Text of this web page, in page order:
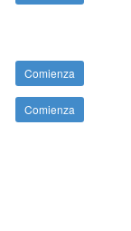
Comienza
Comienza